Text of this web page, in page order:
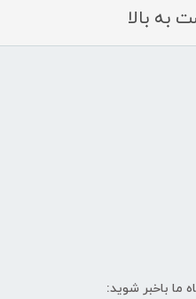
به بالا
ما باخبر شوید: